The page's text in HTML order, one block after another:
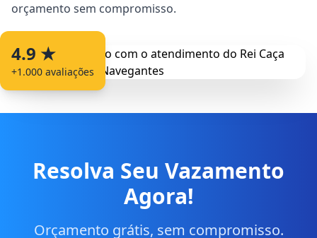
4.9 ★
+1.000 avaliações
orçamento sem compromisso.
Resolva Seu Vazamento
Agora!
Orçamento grátis, sem compromisso.